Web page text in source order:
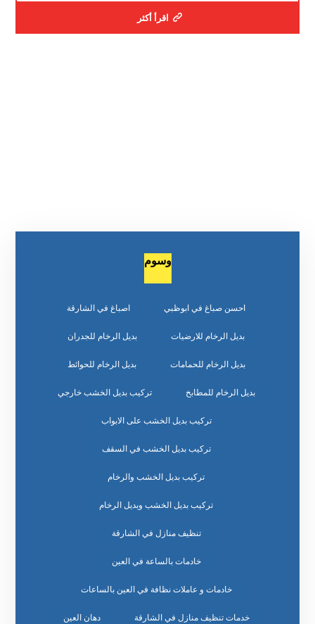
اقرأ أكثر
وسوم
احسن صباغ في ابوظبي اصباغ في الشارقة
بديل الرخام للارضيات بديل الرخام للجدران
بديل الرخام للحمامات بديل الرخام للحوائط
بديل الرخام للمطابخ تركيب بديل الخشب خارجي
تركيب بديل الخشب على الابواب
تركيب بديل الخشب في السقف
تركيب بديل الخشب والرخام
تركيب بديل الخشب وبديل الرخام
تنظيف منازل في الشارقة
خادمات بالساعة في العين
خادمات و عاملات نظافة في العين بالساعات
خدمات تنظيف منازل في الشارقة دهان العين